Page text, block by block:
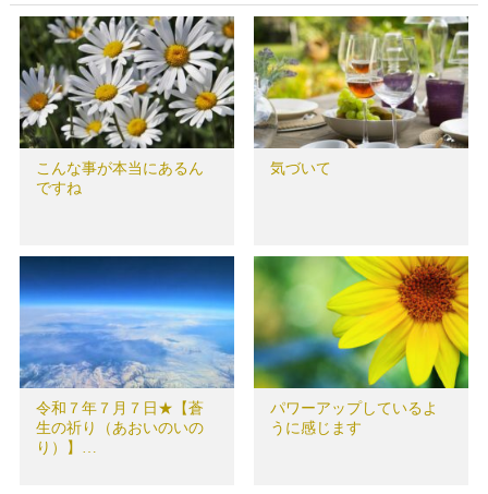
こんな事が本当にあるん
ですね
気づいて
令和７年７月７日★【蒼
生の祈り（あおいのいの
り）】…
パワーアップしているよ
うに感じます